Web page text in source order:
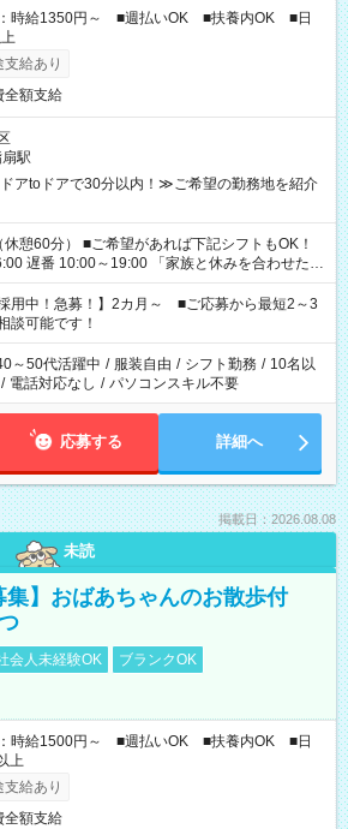
時給1350円～ ■週払いOK ■扶養内OK ■日
給あり
全額支給
駅
アtoドアで30分以内！≫ご希望の勤務地を紹介
あれば下記シフトもOK！
～19:00 「家族と休みを合わせた
って夕飯の準備がしたい」 「できれば残業はし
ご希望を教えてくださいね。 ※Wワーク希望
お仕事で希望する勤務時間と、もう1つのお仕事
計で週40時間を超える場合は応募できません。
採用中！急募！】2カ月～ ■ご応募から最短2～3
談可能です！
～50代活躍中 / 服装自由 / シフト勤務 / 10名以
/ 電話対応なし / パソコンスキル不要
応募する 詳細へ
掲載日：2026.08.08
未読
集】おばあちゃんのお散歩付
会人未経験OK
ブランクOK
時給1500円～ ■週払いOK ■扶養内OK ■日
上
給あり
全額支給